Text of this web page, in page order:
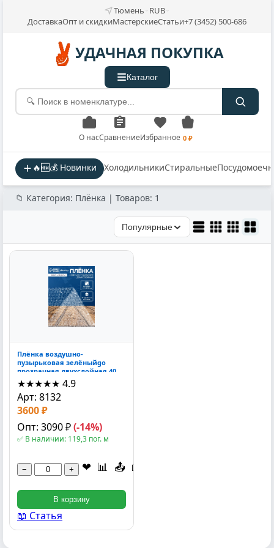
Тюмень RUB
ДоставкаОпт и скидкиМастерскиеСтатьи+7 (3452) 500-686
УДАЧНАЯ ПОКУПКА
Каталог
О насСравнениеИзбранное 0 ₽
🔥🆕💰 Новинки ХолодильникиСтиральные
📁 Категория: Плёнка | Товаров: 1
Популярные
Плёнка воздушно-
пузырьковая зелёныйgo
прозрачная двухслойная 40
мкм 1.5x100 м 10000x150x1 см
★★★★★ 4.9
Арт: 8132
3600 ₽
Опт: 3090 ₽(-14%)
✅ В наличии: 119,3 пог. м
− + ❤ 📊 📤 📖
В корзину
📖 Статья